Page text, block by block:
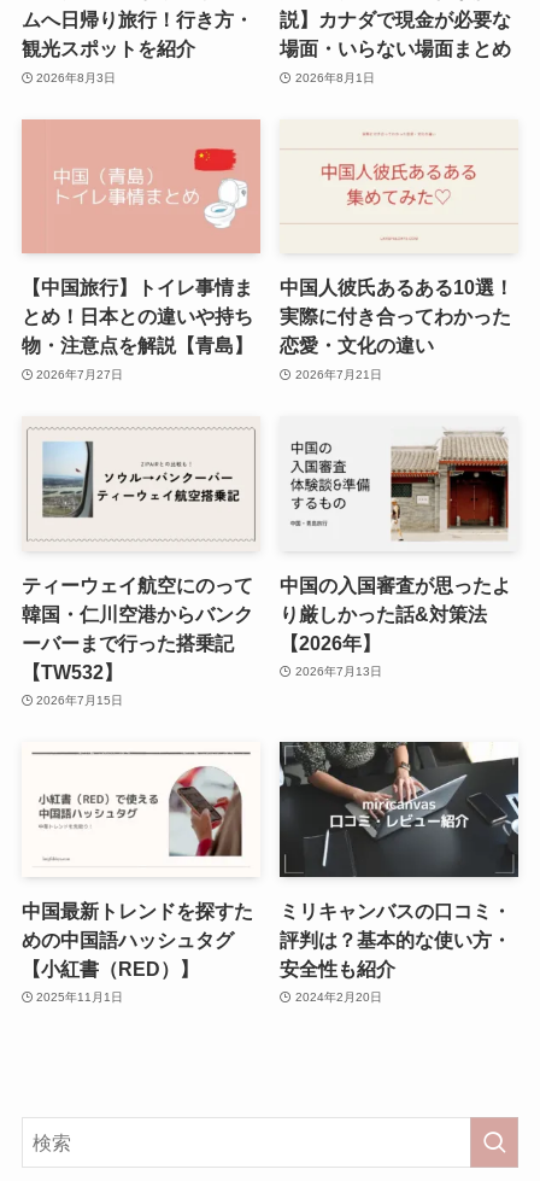
ムへ日帰り旅行！行き方・
観光スポットを紹介
2026年8月3日
説】カナダで現金が必要な
場面・いらない場面まとめ
2026年8月1日
【中国旅行】トイレ事情ま
とめ！日本との違いや持ち
物・注意点を解説【青島】
2026年7月27日
中国人彼氏あるある10選！
実際に付き合ってわかった
恋愛・文化の違い
2026年7月21日
ティーウェイ航空にのって
韓国・仁川空港からバンク
ーバーまで行った搭乗記
【TW532】
2026年7月15日
中国の入国審査が思ったよ
り厳しかった話&対策法
【2026年】
2026年7月13日
中国最新トレンドを探すた
めの中国語ハッシュタグ
【小紅書（RED）】
2025年11月1日
ミリキャンバスの口コミ・
評判は？基本的な使い方・
安全性も紹介
2024年2月20日